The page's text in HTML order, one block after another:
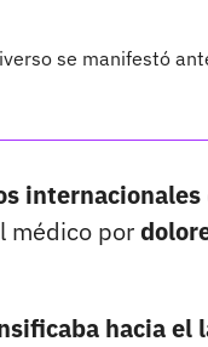
se manifestó
internacionales
médico por
hacia el